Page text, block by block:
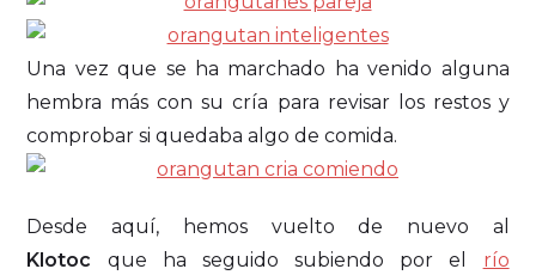
Una vez que se ha marchado ha venido alguna
hembra más con su cría para revisar los restos y
comprobar si quedaba algo de comida.
Desde aquí, hemos vuelto de nuevo al
Klotoc que ha seguido subiendo por el río